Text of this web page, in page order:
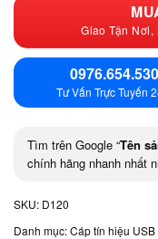
Giao Tận Nơi,
0976.654.530
Tư Vấn Trực Tuyến
Tìm trên Google “Tên
chính hãng nhanh nhất
SKU: D120
Danh mục:Cáp tín hiệu USB